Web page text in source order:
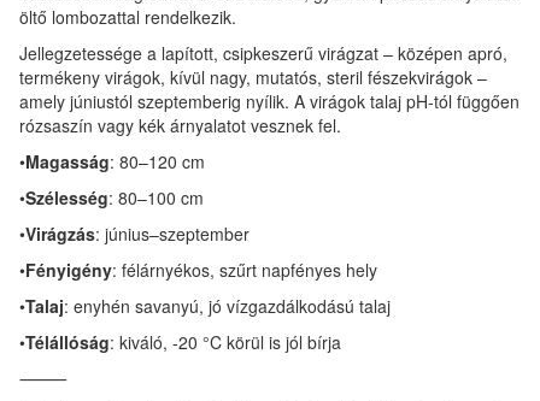
öltő lombozattal rendelkezik.
Jellegzetessége a lapított, csipkeszerű virágzat – középen apró,
termékeny virágok, kívül nagy, mutatós, steril fészekvirágok –
amely júniustól szeptemberig nyílik. A virágok talaj pH-tól függően
rózsaszín vagy kék árnyalatot vesznek fel.
•Magasság: 80–120 cm
•Szélesség: 80–100 cm
•Virágzás: június–szeptember
•Fényigény: félárnyékos, szűrt napfényes hely
•Talaj: enyhén savanyú, jó vízgazdálkodású talaj
•Télállóság: kiváló, -20 °C körül is jól bírja
⸻